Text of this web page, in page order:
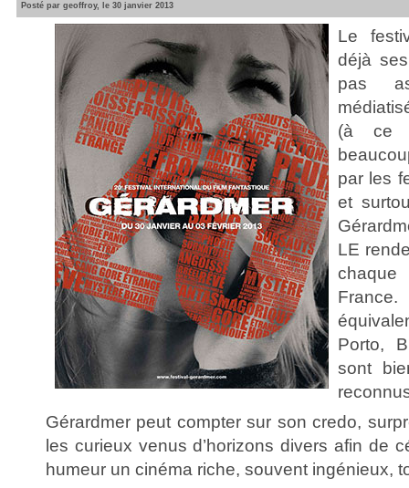
Posté par geoffroy, le 30 janvier 2013
Le
déjà
pas
(à ce
par les
et
LE
Porto,
sont
Gérardmer peut compter sur son credo,
les curieux venus d’horizons divers afin de
humeur un cinéma riche, souvent ingénieux,